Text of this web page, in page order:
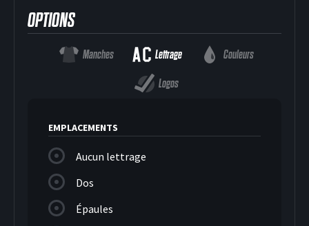
OPTIONS
Manches Lettrage Couleurs
Logos
EMPLACEMENTS
Aucun lettrage
Dos
Épaules